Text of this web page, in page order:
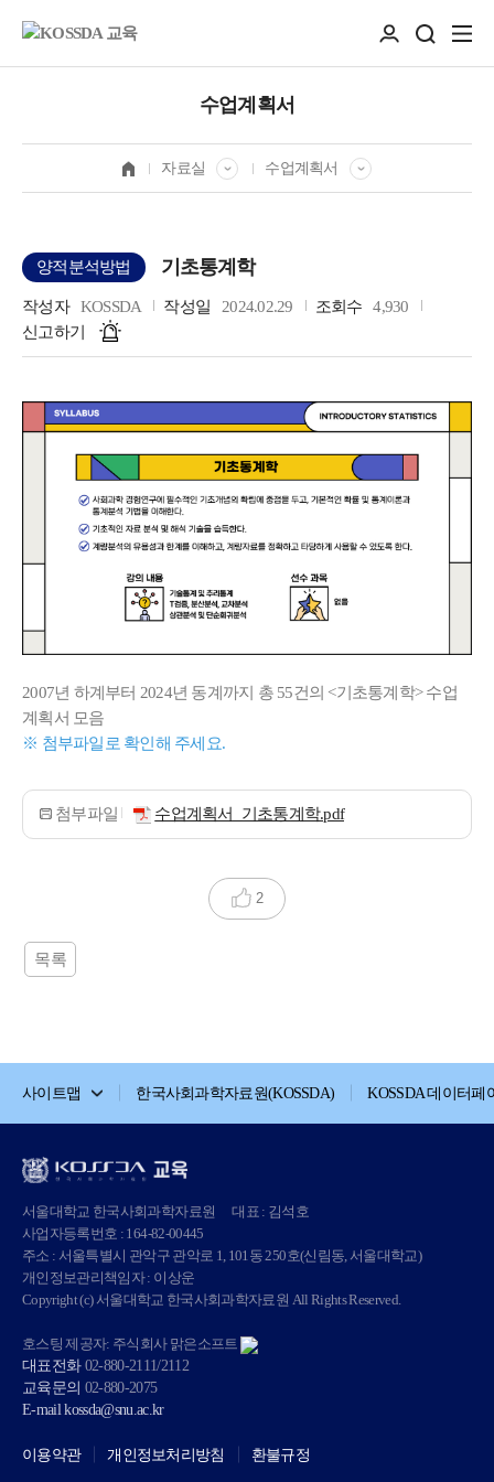
수업계획서
자료실 수업계획서
양적분석방법 기초통계학
작성자 KOSSDA 작성일 2024.02.29 조회수
4,930
신고하기
2007년 하계부터 2024년 동계까지 총 55건의 <기초통계학> 수업
계획서 모음
※ 첨부파일로 확인해 주세요.
첨부파일 수업계획서_기초통계학.pdf
2
목록
사이트맵 한국사회과학자료원(KOSSDA) KOSSDA 데이터페
서울대학교 한국사회과학자료원
대표 : 김석호
사업자등록번호 : 164-82-00445
주소 : 서울특별시 관악구 관악로 1, 101동 250호(신림동, 서울대학교)
개인정보관리책임자 : 이상운
Copyright (c) 서울대학교 한국사회과학자료원 All Rights Reserved.
호스팅 제공자: 주식회사 맑은소프트
대표전화02-880-2111/2112
교육문의 02-880-2075
E-mail kossda@snu.ac.kr
이용약관 개인정보처리방침 환불규정